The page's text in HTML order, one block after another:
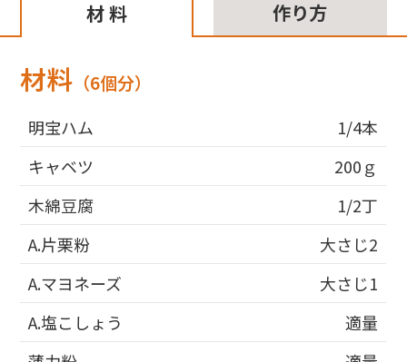
材 料 作り方
材料 （6個分）
明宝ハム
1/4本
キャベツ
200ｇ
木綿豆腐
1/2丁
A.片栗粉
大さじ2
A.マヨネーズ
大さじ1
A.塩こしょう
適量